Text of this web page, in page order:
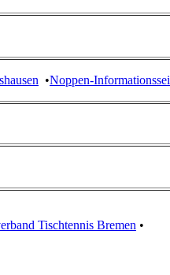
•Noppen-
Tischtennis Bremen •